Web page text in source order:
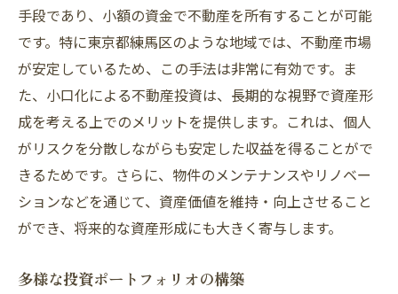
手段であり、小額の資金で不動産を所有することが可能
です。特に東京都練馬区のような地域では、不動産市場
が安定しているため、この手法は非常に有効です。ま
た、小口化による不動産投資は、長期的な視野で資産形
成を考える上でのメリットを提供します。これは、個人
がリスクを分散しながらも安定した収益を得ることがで
きるためです。さらに、物件のメンテナンスやリノベー
ションなどを通じて、資産価値を維持・向上させること
ができ、将来的な資産形成にも大きく寄与します。
多様な投資ポートフォリオの構築